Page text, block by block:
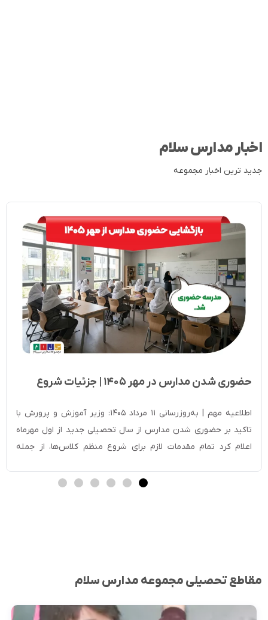
اخبار مدارس سلام
جدید ترین اخبار مجموعه
حضوری شدن مدارس در مهر ۱۴۰۵ | جزئیات شروع
اطلاعیه مهم | به‌روزرسانی ۱۱ مرداد ۱۴۰۵: وزیر آموزش و پرورش با
تاکید بر حضوری شدن مدارس از سال تحصیلی جدید از اول مهرماه
اعلام کرد تمام مقدمات لازم برای شروع منظم کلاس‌ها، از جمله
کلاس درس جدید، فراهم شده است. سیاست فعلی […]
مقاطع تحصیلی مجموعه مدارس سلام